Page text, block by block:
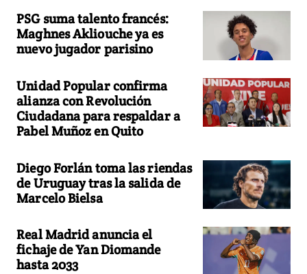
PSG suma talento francés:
Maghnes Akliouche ya es
nuevo jugador parisino
Unidad Popular confirma
alianza con Revolución
Ciudadana para respaldar a
Pabel Muñoz en Quito
Diego Forlán toma las riendas
de Uruguay tras la salida de
Marcelo Bielsa
Real Madrid anuncia el
fichaje de Yan Diomande
hasta 2033